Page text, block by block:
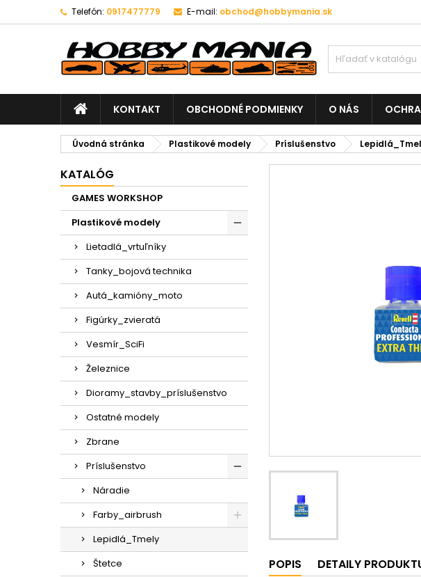
Telefón: 0917477779 E-mail: obchod@hobbymania.sk
KONTAKT OBCHODNÉ PODMIENKY O NÁS
Úvodná stránka Plastikové modely Príslušenstvo
KATALÓG
GAMES WORKSHOP
Plastikové modely
Lietadlá_vrtuľníky
Tanky_bojová technika
Autá_kamióny_moto
Figúrky_zvieratá
Vesmír_SciFi
Železnice
Dioramy_stavby_príslušenstvo
Ostatné modely
Zbrane
Príslušenstvo
Náradie
Farby_airbrush
Lepidlá_Tmely
Štetce
POPIS DETAILY